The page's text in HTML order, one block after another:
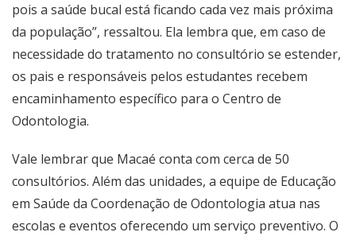
pois a saúde bucal está ficando cada vez mais próxima
da população”, ressaltou. Ela lembra que, em caso de
necessidade do tratamento no consultório se estender,
os pais e responsáveis pelos estudantes recebem
encaminhamento específico para o Centro de
Odontologia.
Vale lembrar que Macaé conta com cerca de 50
consultórios. Além das unidades, a equipe de Educação
em Saúde da Coordenação de Odontologia atua nas
escolas e eventos oferecendo um serviço preventivo. O